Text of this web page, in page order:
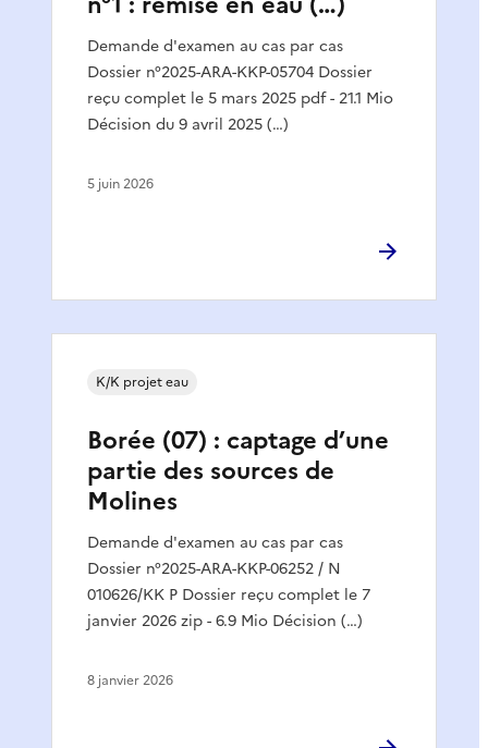
Demande d'examen au cas par cas
Dossier n°2025-ARA-KKP-05704 Dossier
reçu complet le 5 mars 2025 pdf - 21.1 Mio
Décision du 9 avril 2025 (…)
5 juin 2026
Borée (07) : captage d’une
partie des sources de
Molines
Demande d'examen au cas par cas
Dossier n°2025-ARA-KKP-06252 / N
010626/KK P Dossier reçu complet le 7
janvier 2026 zip - 6.9 Mio Décision (…)
K/K projet eau
8 janvier 2026